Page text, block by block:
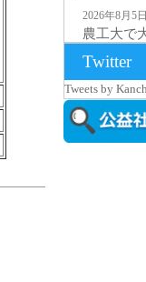
2026年8月5
農工大で
Twitter
Tweets by